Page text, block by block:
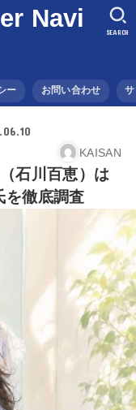
Navi
ー お問い合わせ
SEARCH
KAISAN
石川百恵）は
を徹底調査